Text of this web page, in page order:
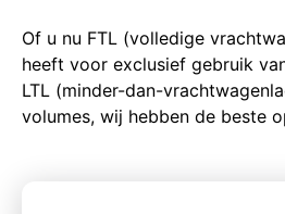
Of u nu FTL (volledige
heeft voor exclusief gebruik
LTL (minder-dan-
volumes, wij hebben de beste